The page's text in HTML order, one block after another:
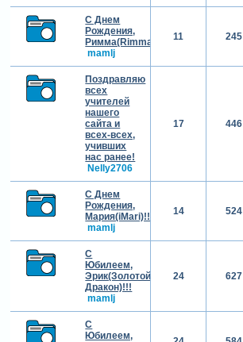
С Днем
Рождения,
Римма(Rimma)!!!
mamlj
11 245
Поздравляю
всех
учителей
нашего
сайта и
всех-всех,
учивших
нас ранее!
Nelly2706
17 446
С Днем
Рождения,
Мария(iMari)!!!
mamlj
14 524
С
Юбилеем,
Эрик(Золотой
Дракон)!!!
mamlj
24 627
С
Юбилеем,